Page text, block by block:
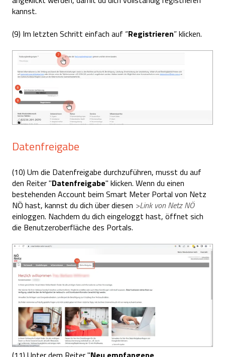
kannst.
(9) Im letzten Schritt einfach auf “Registrieren” klicken.
Datenfreigabe
(10) Um die Datenfreigabe durchzuführen, musst du auf
den Reiter "Datenfreigabe" klicken. Wenn du einen
bestehenden Account beim Smart Meter Portal von Netz
NÖ hast, kannst du dich über diesen >Link von Netz NÖ
einloggen. Nachdem du dich eingeloggt hast, öffnet sich
die Benutzeroberfläche des Portals.